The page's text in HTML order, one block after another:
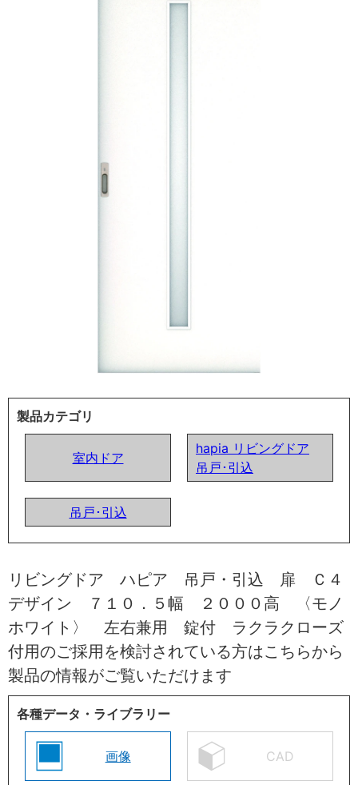
製品カテゴリ
室内ドア
hapia リビングドア
吊戸･引込
吊戸･引込
リビングドア ハピア 吊戸・引込 扉 Ｃ４
デザイン ７１０．５幅 ２０００高 〈モノ
ホワイト〉 左右兼用 錠付 ラクラクローズ
付用のご採用を検討されている方はこちらから
製品の情報がご覧いただけます
各種データ・ライブラリー
画像 CAD